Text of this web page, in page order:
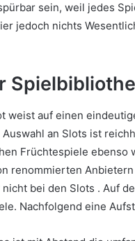
sein, weil jedes
jedoch nichts
weist auf einen
an Slots ist
Früchtespiele
renommierten Anbietern
bei den Slots . Auf
Nachfolgend eine